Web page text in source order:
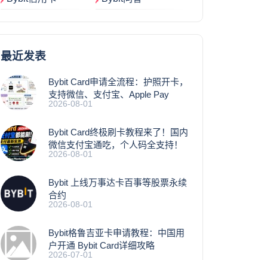
最近发表
Bybit Card申请全流程：护照开卡，
支持微信、支付宝、Apple Pay
2026-08-01
Bybit Card终极刷卡教程来了！国内
微信支付宝通吃，个人码全支持！
2026-08-01
Bybit 上线万事达卡百事等股票永续
合约
2026-08-01
Bybit格鲁吉亚卡申请教程：中国用
户开通 Bybit Card详细攻略
2026-07-01